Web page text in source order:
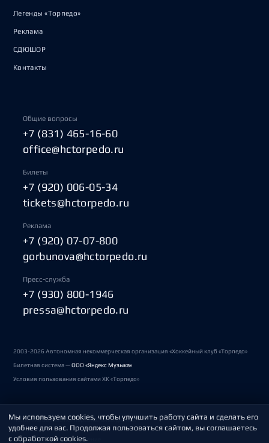
Легенды «Торпедо»
Реклама
СДЮШОР
Контакты
Общие вопросы
+7 (831) 465-16-60
office@hctorpedo.ru
Билеты
+7 (920) 006-05-34
tickets@hctorpedo.ru
Реклама
+7 (920) 07-07-800
gorbunova@hctorpedo.ru
Пресс-служба
+7 (930) 800-1946
pressa@hctorpedo.ru
2003-2026 Автономная некоммерческая организация «Хоккейный клуб «Торпедо»
Билетная система —ООО «Яндекс Музыка»
Условия пользования сайтами ХК «Торпедо»
Политика обработки персональных данных
Пользовательское соглашение
Мы используем cookies, чтобы улучшить работу сайта и сделать его
удобнее для вас. Продолжая пользоваться сайтом, вы соглашаетесь
с обработкой cookies.